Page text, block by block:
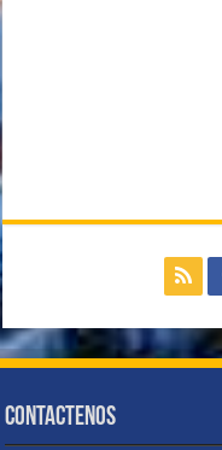
Contactenos